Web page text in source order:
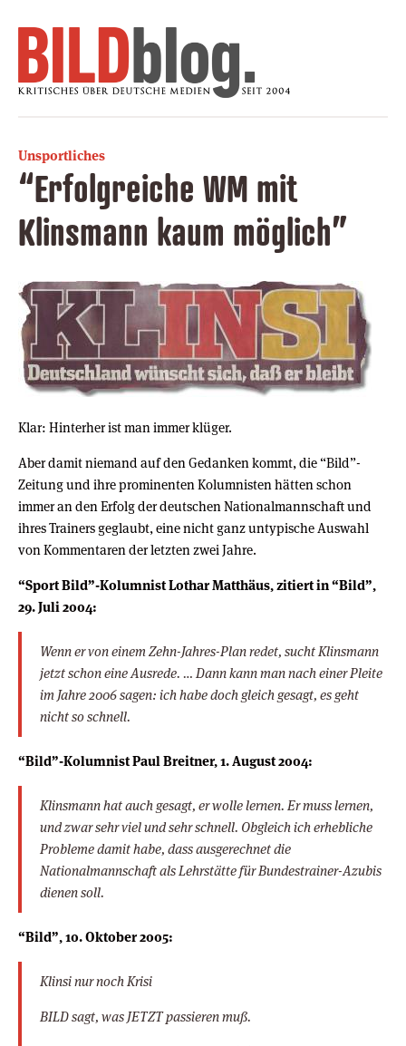
Unsportliches
“Erfolgreiche WM mit
Klinsmann kaum möglich”
Klar: Hinterher ist man immer klüger.
Aber damit niemand auf den Gedanken kommt, die “Bild”-
Zeitung und ihre prominenten Kolumnisten hätten schon
immer an den Erfolg der deutschen Nationalmannschaft und
ihres Trainers geglaubt, eine nicht ganz untypische Auswahl
von Kommentaren der letzten zwei Jahre.
“Sport Bild”-Kolumnist Lothar Matthäus, zitiert in “Bild”,
29. Juli 2004:
Wenn er von einem Zehn-Jahres-Plan redet, sucht Klinsmann
jetzt schon eine Ausrede. … Dann kann man nach einer Pleite
im Jahre 2006 sagen: ich habe doch gleich gesagt, es geht
nicht so schnell.
“Bild”-Kolumnist Paul Breitner, 1. August 2004:
Klinsmann hat auch gesagt, er wolle lernen. Er muss lernen,
und zwar sehr viel und sehr schnell. Obgleich ich erhebliche
Probleme damit habe, dass ausgerechnet die
Nationalmannschaft als Lehrstätte für Bundestrainer-Azubis
dienen soll.
“Bild”, 10. Oktober 2005:
Klinsi nur noch Krisi
BILD sagt, was JETZT passieren muß.